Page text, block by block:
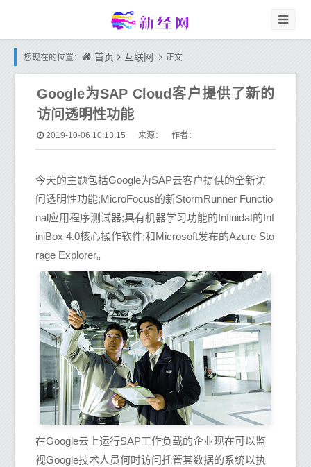
您现在的位置： 首页 互联网 正文
Google为SAP Cloud客户提供了新的
访问透明性功能
2019-10-06 10:13:15 来源： 作者：
今天的主题包括Google为SAP云客户提供的全新访
问透明性功能;MicroFocus的新StormRunner Functio
nal应用程序测试器;具有机器学习功能的Infinidat的Inf
iniBox 4.0核心操作软件;和Microsoft发布的Azure Sto
rage Explorer。
在Google云上运行SAP工作负载的企业现在可以监
视Google技术人员何时访问托管其数据的系统以执